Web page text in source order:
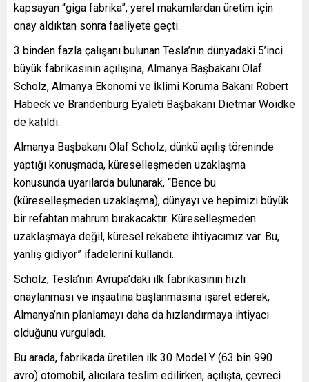
kapsayan “giga fabrika”, yerel makamlardan üretim için
onay aldıktan sonra faaliyete geçti.
3 binden fazla çalışanı bulunan Tesla’nın dünyadaki 5’inci
büyük fabrikasının açılışına, Almanya Başbakanı Olaf
Scholz, Almanya Ekonomi ve İklimi Koruma Bakanı Robert
Habeck ve Brandenburg Eyaleti Başbakanı Dietmar Woidke
de katıldı.
Almanya Başbakanı Olaf Scholz, dünkü açılış töreninde
yaptığı konuşmada, küreselleşmeden uzaklaşma
konusunda uyarılarda bulunarak, “Bence bu
(küreselleşmeden uzaklaşma), dünyayı ve hepimizi büyük
bir refahtan mahrum bırakacaktır. Küreselleşmeden
uzaklaşmaya değil, küresel rekabete ihtiyacımız var. Bu,
yanlış gidiyor” ifadelerini kullandı.
Scholz, Tesla’nın Avrupa’daki ilk fabrikasının hızlı
onaylanması ve inşaatına başlanmasına işaret ederek,
Almanya’nın planlamayı daha da hızlandırmaya ihtiyacı
olduğunu vurguladı.
Bu arada, fabrikada üretilen ilk 30 Model Y (63 bin 990
avro) otomobil, alıcılara teslim edilirken, açılışta, çevreci